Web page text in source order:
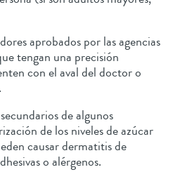
aprobados por las agencias
tengan una precisión
con el aval del doctor o
de algunos
de los niveles de azúcar
causar dermatitis de
o alérgenos.